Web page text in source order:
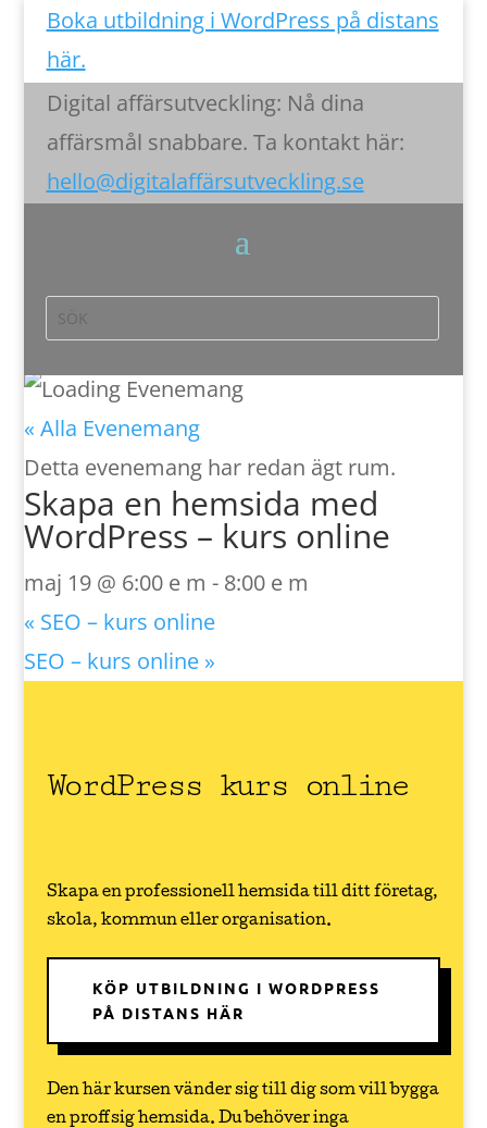
Boka utbildning i WordPress på distans
här.
Digital affärsutveckling: Nå dina
affärsmål snabbare. Ta kontakt här:
hello@digitalaffärsutveckling.se
« Alla Evenemang
Detta evenemang har redan ägt rum.
Skapa en hemsida med
WordPress – kurs online
maj 19 @ 6:00 e m - 8:00 e m
« SEO – kurs online
SEO – kurs online »
WordPress kurs online
Skapa en professionell hemsida till ditt företag,
skola, kommun eller organisation.
KÖP UTBILDNING I WORDPRESS
PÅ DISTANS HÄR
Den här kursen vänder sig till dig som vill bygga
en proffsig hemsida. Du behöver inga